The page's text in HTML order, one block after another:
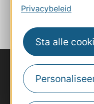
Privacybeleid
Sta alle
AAN